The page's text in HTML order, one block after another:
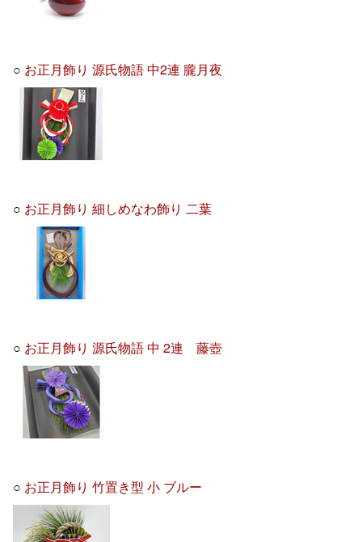
○ お正月飾り 源氏物語 中2連 朧月夜
○ お正月飾り 細しめなわ飾り 二葉
○ お正月飾り 源氏物語 中 2連 藤壺
○ お正月飾り 竹置き型 小 ブルー